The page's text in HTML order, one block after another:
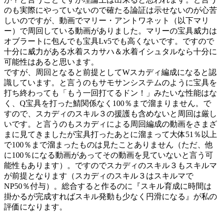
のも実際にやっていないので確たる論証は示せないのが心苦
しいのですが、動画でマリー・アントワネット（以下マリ
ー）で周回している動画がありました。マリーの宝具威力は
オブラートに包んでも宝具Lv5でも高くないです。ですので
十分に威力がある水着スカサハ＆水着イシュタルなら十分に
可能性はあると思います。
ですが、周回となると前提としてWスカディ編成になると認
識しています。と言うのもサモサンシステムのように宝具を
打ち終わっても「もう一回打てるドン！」みたいな性能はな
く、Q宝具を打った鯖関係なく100％まで溜まりません。で
すので、スカディのスキル３の援護も含めないと周回は厳し
いです。と言うのもスカディによる周回編成の動画をさまざ
まに見てきましたが宝具打ったあとに溜まって大体51％以上
で100％まで溜まったものは見たことありません（ただ、他
に100％になる動画があってその動画を見ていないと言う可
能性もあります）。ですのでスカディのスキル３もスキルマ
が前提となります（スカディのスキル３はスキルマで
NP50％付与）。総合すると作るのに『スキル育成に時間は
掛かるが完成すればスキル発動も少なく円滑になる』が私の
評価になります。